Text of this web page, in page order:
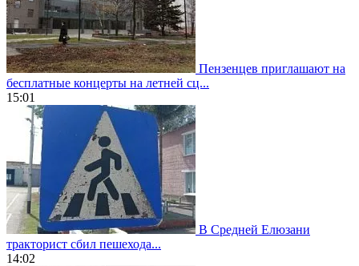
Пензенцев приглашают на
бесплатные концерты на летней сц...
15:01
В Средней Елюзани
тракторист сбил пешехода...
14:02